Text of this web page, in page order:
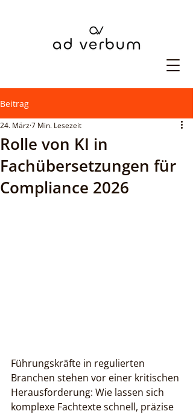
Beitrag
Rolle von KI in
Fachübersetzungen für
Compliance 2026
24. März7 Min. Lesezeit
Führungskräfte in regulierten
Branchen stehen vor einer kritischen
Herausforderung: Wie lassen sich
komplexe Fachtexte schnell, präzise